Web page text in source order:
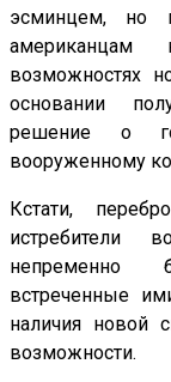
эсминцем, но
американцам
возможностях
основании
решение о
вооруженному
Кстати,
истребители
непременно
встреченные
наличия новой
возможности.